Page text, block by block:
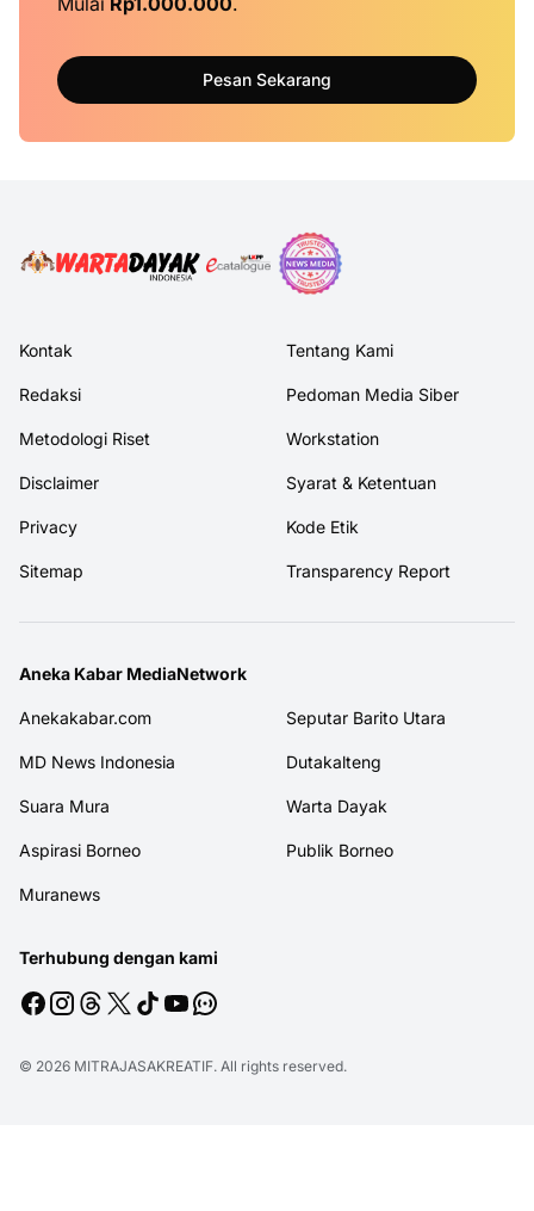
Pesan Sekarang
Kontak Tentang Kami
Redaksi Pedoman Media Siber
Metodologi Riset Workstation
Disclaimer Syarat & Ketentuan
Privacy Kode Etik
Sitemap Transparency Report
Aneka Kabar MediaNetwork
Anekakabar.com Seputar Barito Utara
MD News Indonesia Dutakalteng
Suara Mura Warta Dayak
Aspirasi Borneo Publik Borneo
Muranews
Terhubung dengan kami
© 2026 MITRAJASAKREATIF. All rights reserved.